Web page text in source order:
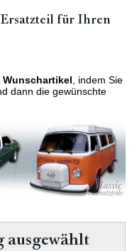
für Ihren
Wunschartikel , indem Sie
dann die gewünschte
ausgewählt